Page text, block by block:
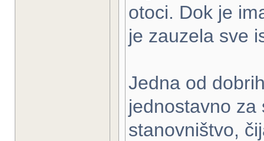
otoci. Dok je
je zauzela sve
Jedna od
jednostavno
stanovništvo,